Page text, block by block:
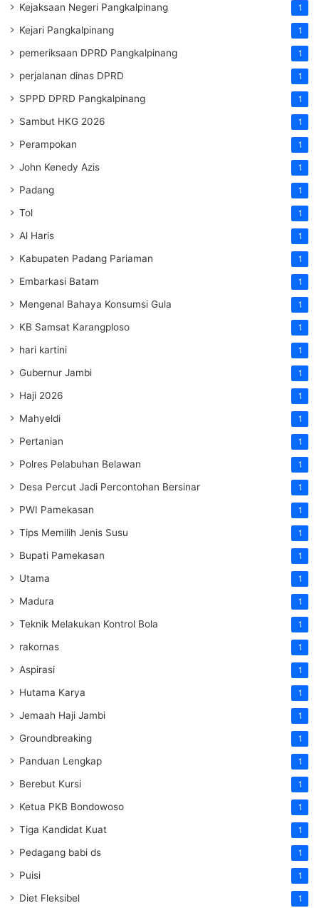
Kejaksaan Negeri Pangkalpinang 1
Kejari Pangkalpinang 1
pemeriksaan DPRD Pangkalpinang 1
perjalanan dinas DPRD 1
SPPD DPRD Pangkalpinang 1
Sambut HKG 2026 1
Perampokan 1
John Kenedy Azis 1
Padang 1
Tol 1
Al Haris 1
Kabupaten Padang Pariaman 1
Embarkasi Batam 1
Mengenal Bahaya Konsumsi Gula 1
KB Samsat Karangploso 1
hari kartini 1
Gubernur Jambi 1
Haji 2026 1
Mahyeldi 1
Pertanian 1
Polres Pelabuhan Belawan 1
Desa Percut Jadi Percontohan Bersinar 1
PWI Pamekasan 1
Tips Memilih Jenis Susu 1
Bupati Pamekasan 1
Utama 1
Madura 1
Teknik Melakukan Kontrol Bola 1
rakornas 1
Aspirasi 1
Hutama Karya 1
Jemaah Haji Jambi 1
Groundbreaking 1
Panduan Lengkap 1
Berebut Kursi 1
Ketua PKB Bondowoso 1
Tiga Kandidat Kuat 1
Pedagang babi ds 1
Puisi 1
Diet Fleksibel 1